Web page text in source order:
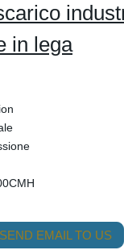
in lega
SEND EMAIL TO US